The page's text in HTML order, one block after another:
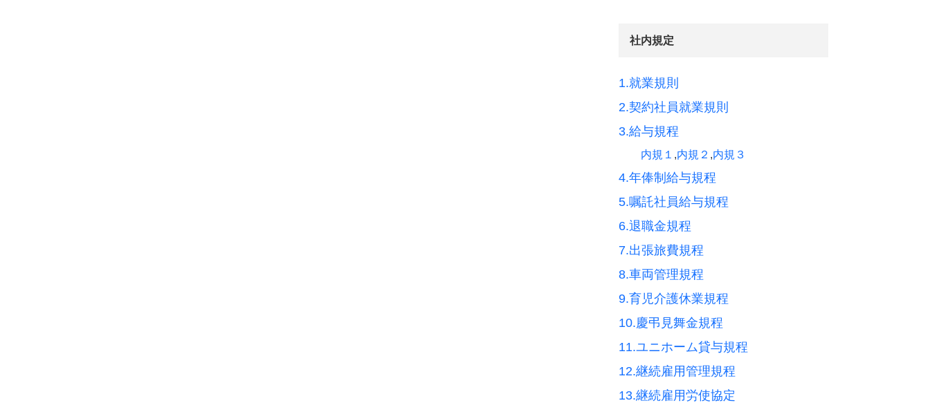
社内規定
1.就業規則
2.契約社員就業規則
3.給与規程
内規１ ,内規２ ,内規３
4.年俸制給与規程
5.嘱託社員給与規程
6.退職金規程
7.出張旅費規程
8.車両管理規程
9.育児介護休業規程
10.慶弔見舞金規程
11.ユニホーム貸与規程
12.継続雇用管理規程
13.継続雇用労使協定